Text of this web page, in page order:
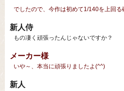
でしたので、今作は初めて1/140を上回る
新人侍
もの凄く頑張ったんじゃないですか？
メーカー様
いや～、本当に頑張りましたよ(^^)
新人